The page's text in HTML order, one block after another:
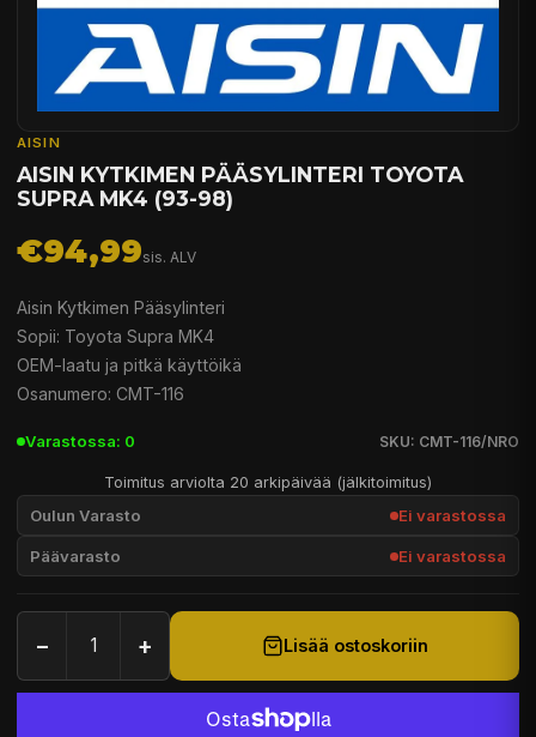
AISIN
AISIN KYTKIMEN PÄÄSYLINTERI TOYOTA
SUPRA MK4 (93-98)
€94,99sis. ALV
Aisin Kytkimen Pääsylinteri
Sopii: Toyota Supra MK4
OEM-laatu ja pitkä käyttöikä
Osanumero: CMT-116
Varastossa: 0 SKU: CMT-116/NRO
Toimitus arviolta 20 arkipäivää (jälkitoimitus)
Oulun Varasto Ei varastossa
Päävarasto Ei varastossa
− + Lisää ostoskoriin